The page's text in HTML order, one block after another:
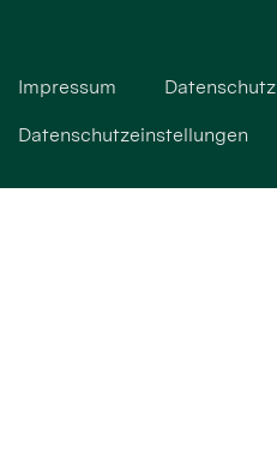
Impressum Datenschutz
Datenschutzeinstellungen